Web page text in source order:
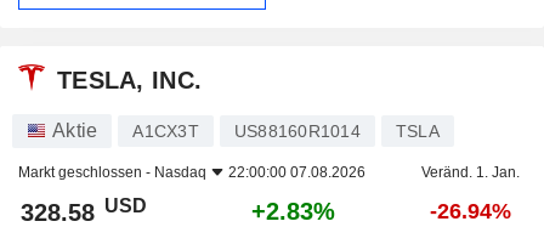
TESLA, INC.
Aktie A1CX3T US88160R1014 TSLA
Markt geschlossen - Nasdaq 22:00:00 07.08.2026 Veränd. 1. Jan.
328.58 USD +2.83% -26.94%